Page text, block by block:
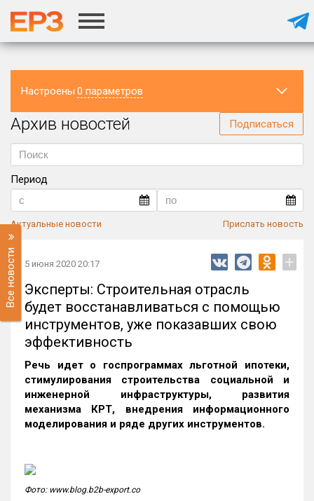
Настроены 0 параметров
Регион
Архив новостей Подписаться
Период
Актуальные новости Прислать новость
Все новости 5 июня 2020 20:17 +
Эксперты: Строительная отрасль
будет восстанавливаться с помощью
инструментов, уже показавших свою
эффективность
Речь идет о госпрограммах льготной ипотеки,
стимулирования строительства социальной и
инженерной инфраструктуры, развития
механизма КРТ, внедрения информационного
моделирования и ряде других инструментов.
Фото: www.blog.b2b-export.co